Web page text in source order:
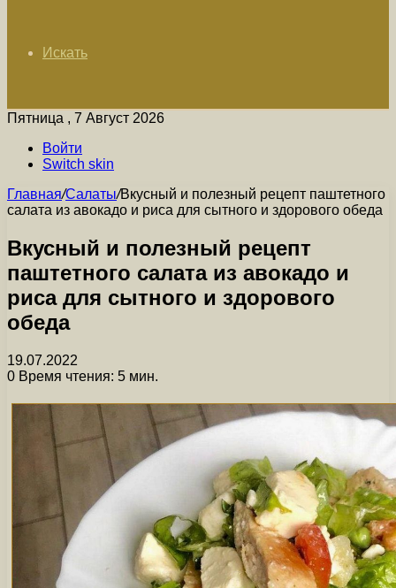
Искать
Пятница , 7 Август 2026
Войти
Switch skin
Главная/Салаты/Вкусный и полезный рецепт паштетного
салата из авокадо и риса для сытного и здорового обеда
Вкусный и полезный рецепт
паштетного салата из авокадо и
риса для сытного и здорового
обеда
19.07.2022
0 Время чтения: 5 мин.